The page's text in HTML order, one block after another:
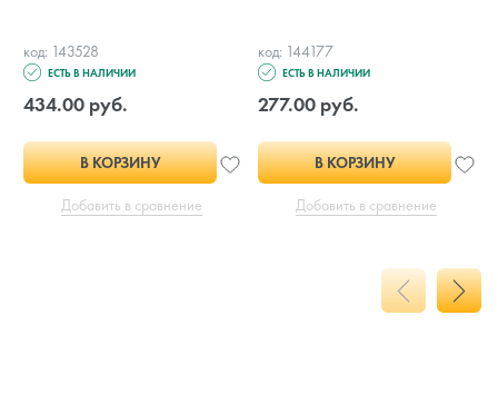
код: 143528
ЕСТЬ В НАЛИЧИИ
434.00 руб.
В КОРЗИНУ
Добавить в сравнение
код: 144177
ЕСТЬ В НАЛИЧИИ
277.00 руб.
В КОРЗИНУ
Добавить в сравнение